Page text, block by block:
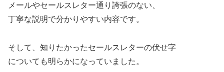
メールやセールスレター通り誇張のない、
丁寧な説明で分かりやすい内容です。
そして、知りたかったセールスレターの伏せ字
についても明らかになっていました。